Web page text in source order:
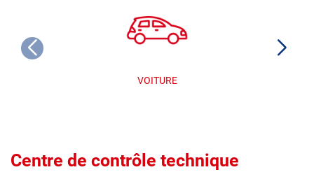
VOITURE
Centre de contrôle technique